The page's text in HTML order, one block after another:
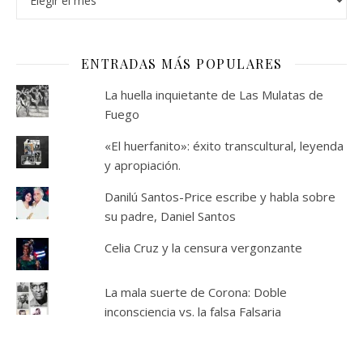
ENTRADAS MÁS POPULARES
La huella inquietante de Las Mulatas de
Fuego
«El huerfanito»: éxito transcultural, leyenda
y apropiación.
Danilú Santos-Price escribe y habla sobre
su padre, Daniel Santos
Celia Cruz y la censura vergonzante
La mala suerte de Corona: Doble
inconsciencia vs. la falsa Falsaria